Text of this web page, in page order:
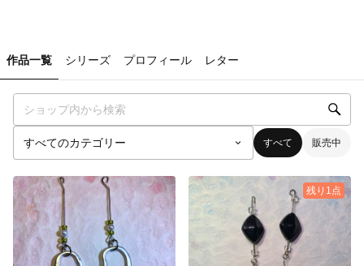
作品一覧 シリーズ プロフィール レター
すべて 販売中
残り1点